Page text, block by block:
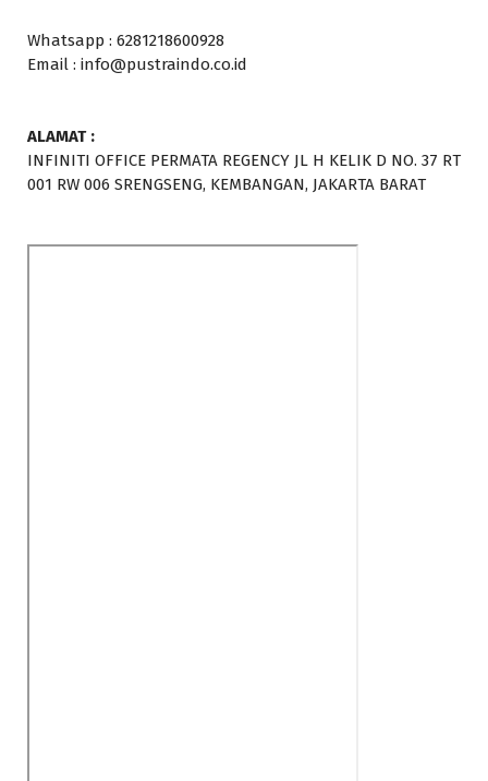
Whatsapp : 6281218600928
Email : info@pustraindo.co.id
ALAMAT :
INFINITI OFFICE PERMATA REGENCY JL H KELIK D NO. 37 RT
001 RW 006 SRENGSENG, KEMBANGAN, JAKARTA BARAT